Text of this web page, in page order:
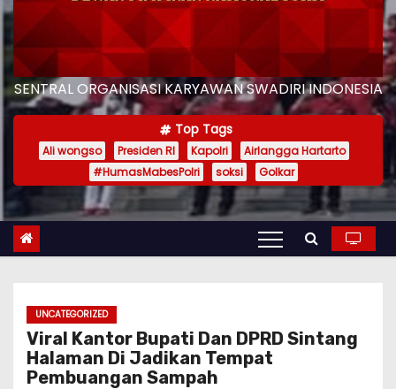
SENTRAL ORGANISASI KARYAWAN SWADIRI INDONESIA
Top Tags
Ali wongso Presiden RI Kapolri
Airlangga Hartarto
#HumasMabesPolri
soksi Golkar
UNCATEGORIZED
Viral Kantor Bupati Dan DPRD Sintang
Halaman Di Jadikan Tempat
Pembuangan Sampah